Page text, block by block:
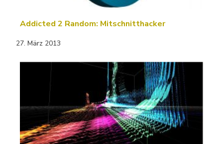
Addicted 2 Random: Mitschnitthacker
27. März 2013